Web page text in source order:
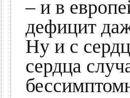
– и в
дефицит
Ну и с
сердца